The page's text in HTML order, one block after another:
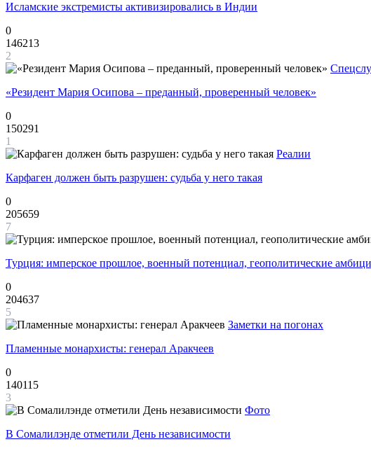
Исламские экстремисты активизировались в Индии
0
146213
2
«Резидент Мария Осипова – преданный, проверенный человек»
0
150291
1
Реалии
Карфаген должен быть разрушен: судьба у него такая
0
205659
7
Турция: имперское прошлое, военный потенциал, геополитические
0
204637
5
Заметки на погонах
Пламенные монархисты: генерал Аракчеев
0
140115
3
Фото
В Сомалилэнде отметили День независимости